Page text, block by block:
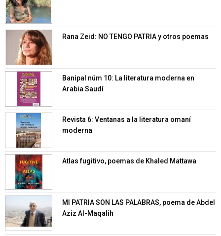
Rana Zeid: NO TENGO PATRIA y otros poemas
Banipal núm 10: La literatura moderna en
Arabia Saudí
Revista 6: Ventanas a la literatura omaní
moderna
Atlas fugitivo, poemas de Khaled Mattawa
MI PATRIA SON LAS PALABRAS, poema de Abdel
Aziz Al-Maqalih